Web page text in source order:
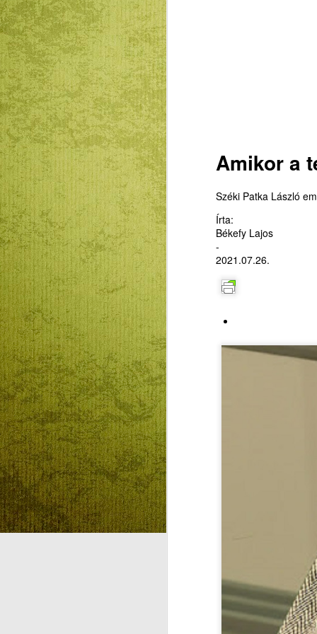
Amikor a
Széki Patka László
Írta:
Békefy Lajos
-
2021.07.26.
AUG
5
A FORRÓ NAPOKBAN IS
TANULHATUNK VALAMIT…
KÜTYÜMENTES NYÁRI
Kütyümentes napirend
Emberlétünk legnagyobb
adománya Isten és a páratlan